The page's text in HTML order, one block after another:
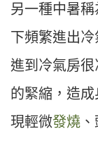
另一種中暑
下頻繁進出
進到冷氣房
的緊縮，造
現輕微發燒